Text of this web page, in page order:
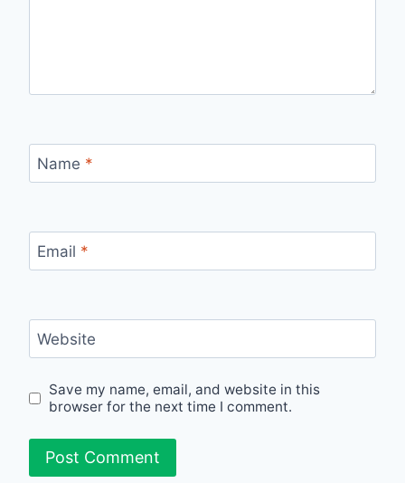
Name *
Email *
Website
Save my name, email, and website in this
browser for the next time I comment.